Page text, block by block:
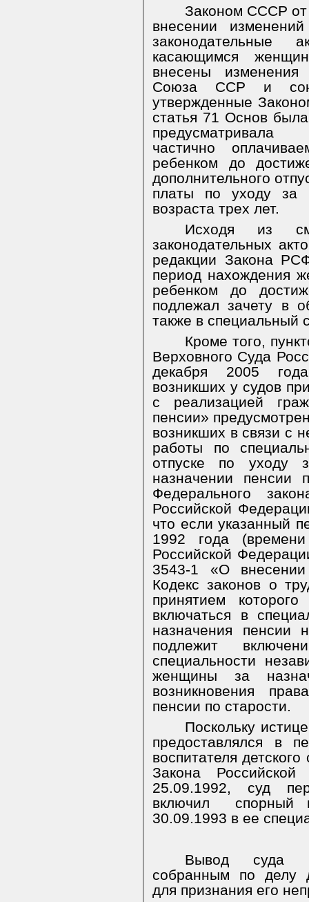
Законом СССР
внесении
касающимся
внесены изменения
Союза ССР и
утвержденные
статья 71 Основ
частично
ребенком до
дополнительного
платы по уходу за
возраста трех лет.
Исходя из
законодательных
редакции Закона
период нахождения
ребенком до
подлежал зачету в
также в специальный
Кроме того,
Верховного Суда
декабря 2005
возникших у судов
с реализацией
пенсии»
возникших в связи с
работы по
отпуске по уходу
назначении пенсии
Федерального
Российской
что если указанный
1992 года
Российской
3543-1 «О
Кодекс законов о
принятием
включаться в
назначения пенсии
подлежит
специальности
женщины за
возникновения
пенсии по старости.
Поскольку истице
предоставлялся в
воспитателя
Закона
25.09.1992, суд
включил
спорный
30.09.1993 в ее
Вывод суда
собранным по делу
для признания его